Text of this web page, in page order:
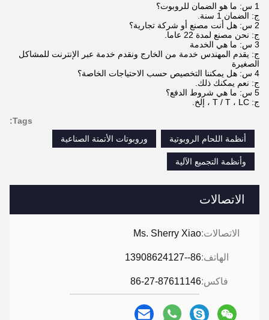
الاتصالات
الاتصالات:Ms. Sherry Xiao
الهاتف:86--13908624127
فاكس:86-27-87611146
1 س: ما هو الضمان للروبوت؟
ج: الضمان 1 سنة.
2 س: هل أنت مصنع أو شركة تجارية؟
ج: نحن مصنع لمدة 22 عاما.
3 س: ما هي الخدمة
ج: يقدم المهندس خدمة من الخارج ونقدم خدمة عبر الإنترنت للمشاكل
الصغيرة
4 س: هل يمكننا التخصيص حسب الاحتياجات الخاصة؟
ج: نعم يمكنك ذلك.
5 س: ما هي شروط الدفع؟
ج: T / T ، LC ، إلخ.
Tags:
أنظمة اللحام الروبوتية
وروبوتات الأتمتة الصناعية
وأنظمة التجميع الآلية